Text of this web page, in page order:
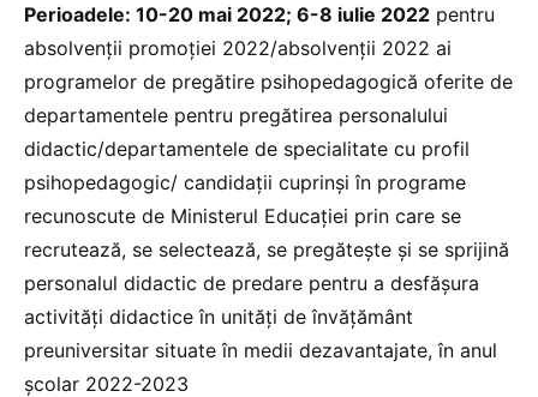
Perioadele: 10-20 mai 2022; 6-8 iulie 2022 pentru
absolvenții promoției 2022/absolvenţii 2022 ai
programelor de pregătire psihopedagogică oferite de
departamentele pentru pregătirea personalului
didactic/departamentele de specialitate cu profil
psihopedagogic/ candidaţii cuprinşi în programe
recunoscute de Ministerul Educației prin care se
recrutează, se selectează, se pregătește și se sprijină
personalul didactic de predare pentru a desfăşura
activităţi didactice în unităţi de învăţământ
preuniversitar situate în medii dezavantajate, în anul
şcolar 2022-2023